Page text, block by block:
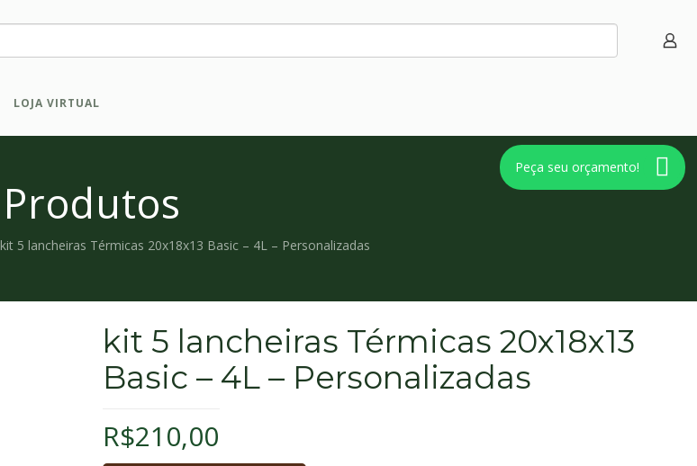
LOJA VIRTUAL
Produtos
Peça seu orçamento!
kit 5 lancheiras Térmicas 20x18x13 Basic – 4L – Personalizadas
kit 5 lancheiras Térmicas 20x18x13
Basic – 4L – Personalizadas
R$210,00